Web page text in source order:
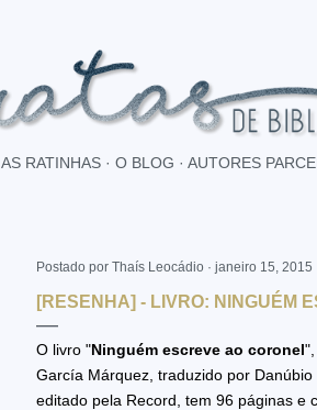
AS RATINHAS O BLOG AUTORES
Postado por Thaís Leocádio janeiro 15, 2015
[RESENHA] - LIVRO: NINGUÉM
O livro "Ninguém escreve ao coronel
García Márquez, traduzido por Danúbio
editado pela Record, tem 96 páginas e